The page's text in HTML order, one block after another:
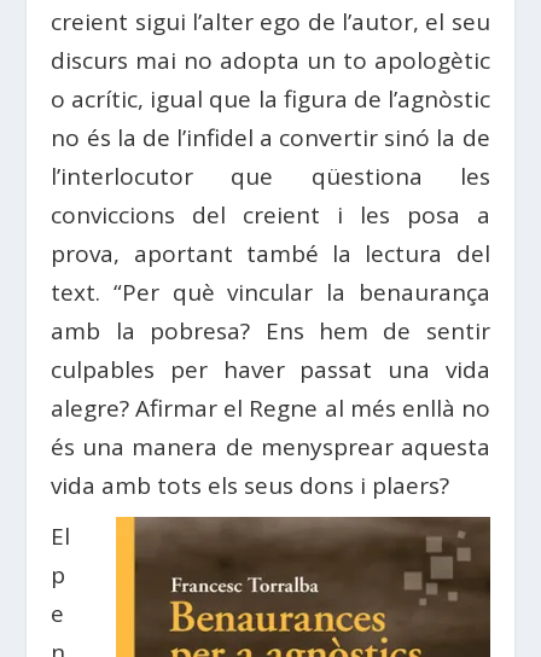
creient sigui l’alter ego de l’autor, el seu
discurs mai no adopta un to apologètic
o acrític, igual que la figura de l’agnòstic
no és la de l’infidel a convertir sinó la de
l’interlocutor que qüestiona les
conviccions del creient i les posa a
prova, aportant també la lectura del
text. “Per què vincular la benaurança
amb la pobresa? Ens hem de sentir
culpables per haver passat una vida
alegre? Afirmar el Regne al més enllà no
és una manera de menysprear aquesta
vida amb tots els seus dons i plaers?
El
p
e